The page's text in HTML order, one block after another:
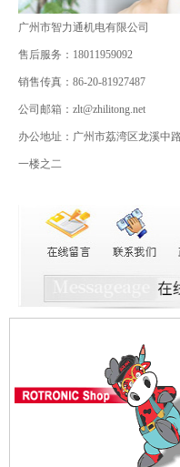
广州市智力通机电有限公司
售后服务：18011959092
销售传真：86-20-81927487
公司邮箱：zlt@zhilitong.net
办公地址：广州市荔湾区龙溪中
一楼之二